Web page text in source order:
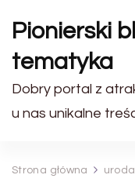
Pionierski
tematyka
Dobry portal z
u nas unikalne
Strona główna uroda